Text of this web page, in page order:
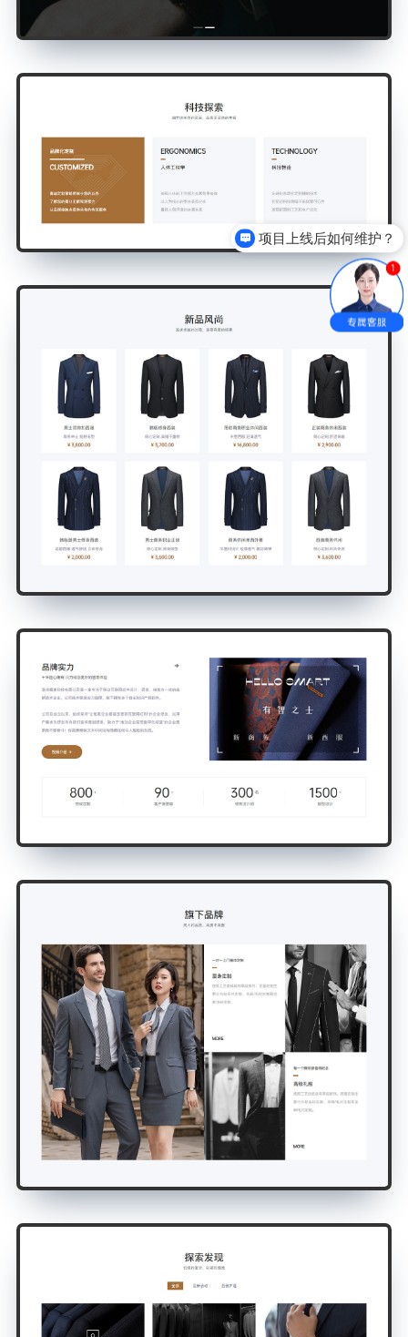
项目上线后如何维护？
异地客户该如何合作？